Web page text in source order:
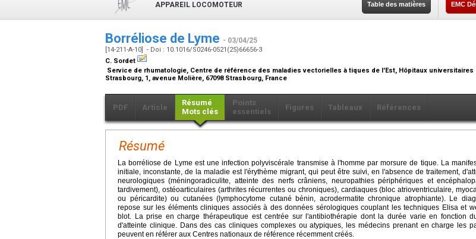
APPAREIL LOCOMOTEUR Table des matières EMC
Borréliose de Lyme - 03/04/25
[14-211-A-10] - Doi : 10.1016/S0246-0521(25)66656-3
C. Sordet
Service de rhumatologie, Centre de référence des maladies vectorielles à tiques de l'Est, Hôpitaux universitaires
Strasbourg, 1, avenue Molière, 67098 Strasbourg, France
PDF Article
Résumé
Mots clés
Points
essentiels
Figures Tableaux Références
Résumé
La borréliose de Lyme est une infection polyviscérale transmise à l'homme par morsure de tique. La
initiale, inconstante, de la maladie est l'érythème migrant, qui peut être suivi, en l'absence de traitement,
neurologiques (méningoradiculite, atteinte des nerfs crâniens, neuropathies périphériques et
tardivement), ostéoarticulaires (arthrites récurrentes ou chroniques), cardiaques (bloc atrioventriculaire,
ou péricardite) ou cutanées (lymphocytome cutané bénin, acrodermatite chronique atrophiante). Le
repose sur les éléments cliniques associés à des données sérologiques couplant les techniques Elisa et
blot. La prise en charge thérapeutique est centrée sur l'antibiothérapie dont la durée varie en fonction
d'atteinte clinique. Dans des cas cliniques complexes ou atypiques, les médecins prenant en charge les
peuvent en référer aux Centres nationaux de référence récemment créés.